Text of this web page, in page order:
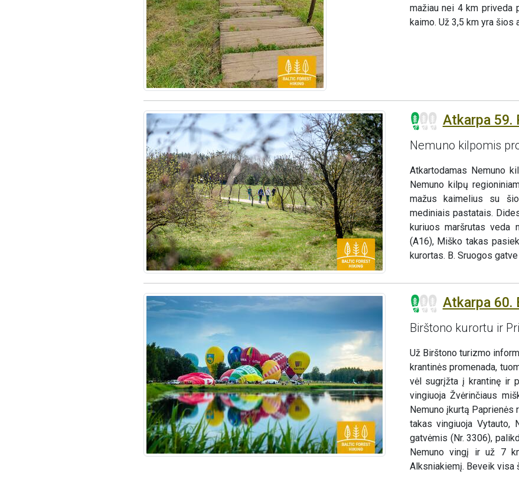
mažiau nei 4 km priveda
kaimo. Už 3,5 km yra šios
Atkarpa 59.
Nemuno kilpomis
Atkartodamas Nemuno
Nemuno kilpų
mažus kaimelius su
mediniais pastatais.
kuriuos maršrutas veda
(A16), Miško takas
kurortas. B. Sruogos
Atkarpa 60.
Birštono kurortu ir
Už Birštono turizmo
krantinės promenada,
vėl sugrįžta į krantinę ir
vingiuoja Žvėrinčiaus
Nemuno įkurtą Paprienės
takas vingiuoja Vytauto,
gatvėmis (Nr. 3306),
Nemuno vingį ir už 7
Alksniakiemį. Beveik visa